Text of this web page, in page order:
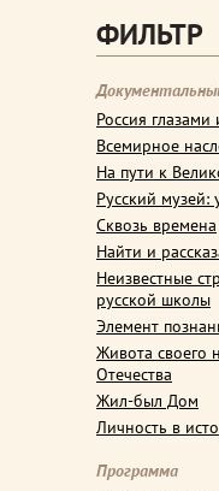
ФИЛЬТР
Россия
Всемирное
На пути к
Русский музей:
Сквозь времена
Найти и
Неизвестные
русской школы
Элемент
Живота своего
Отечества
Жил-был Дом
Личность в
Программа